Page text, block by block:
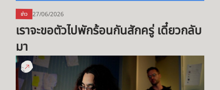
เดี๋ยว
กลับ
มา
ข่าว 27/06/2026
เราจะขอตัวไปพักร้อนกันสักครู่ เดี๋ยวกลับ
มา
ประสบการณ์
200